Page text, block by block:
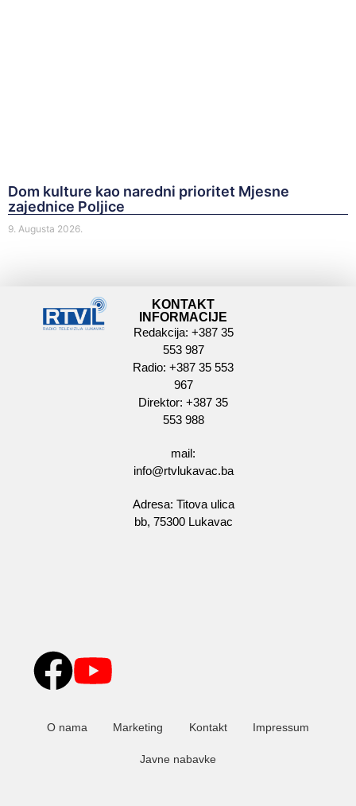
Dom kulture kao naredni prioritet Mjesne
zajednice Poljice
9. Augusta 2026.
KONTAKT
INFORMACIJE
Redakcija: +387 35
553 987
Radio: +387 35 553
967
Direktor: +387 35
553 988
mail:
info@rtvlukavac.ba
Adresa: Titova ulica
bb, 75300 Lukavac
O nama Marketing Kontakt Impressum
Javne nabavke